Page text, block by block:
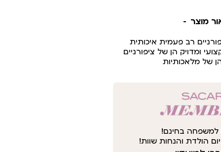
מוצר
רב פעמית איכותית
ומדויק הן של ציפורניים
של מלאכותיות
למשפחה בחינם!
הולדת והנחות שוות!